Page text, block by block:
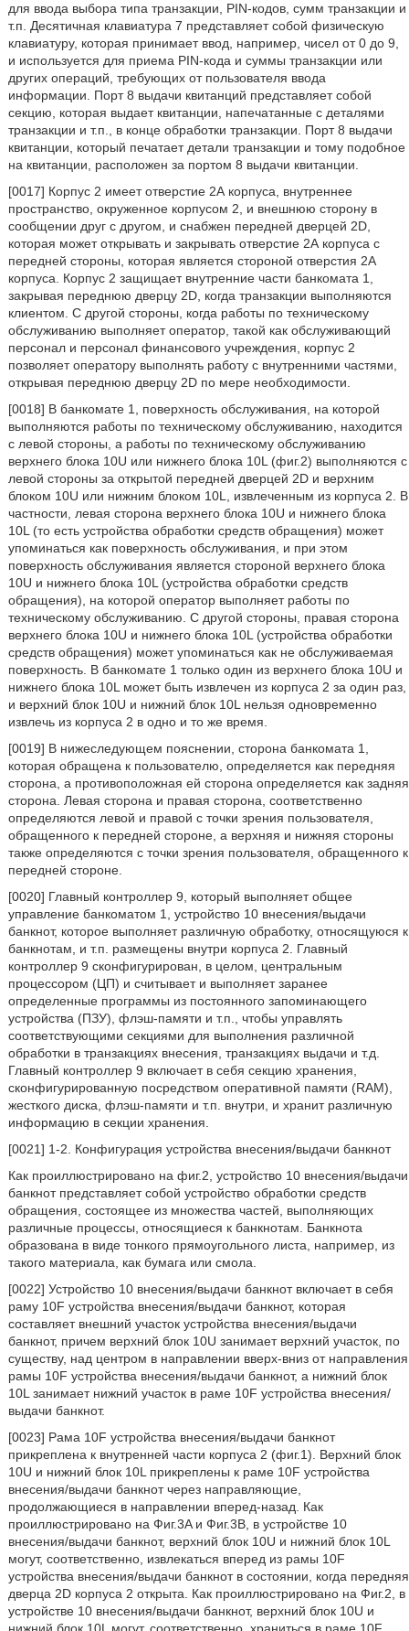
для ввода выбора типа транзакции, PIN-кодов, сумм транзакции и
т.п. Десятичная клавиатура 7 представляет собой физическую
клавиатуру, которая принимает ввод, например, чисел от 0 до 9,
и используется для приема PIN-кода и суммы транзакции или
других операций, требующих от пользователя ввода
информации. Порт 8 выдачи квитанций представляет собой
секцию, которая выдает квитанции, напечатанные с деталями
транзакции и т.п., в конце обработки транзакции. Порт 8 выдачи
квитанции, который печатает детали транзакции и тому подобное
на квитанции, расположен за портом 8 выдачи квитанции.
[0017] Корпус 2 имеет отверстие 2А корпуса, внутреннее
пространство, окруженное корпусом 2, и внешнюю сторону в
сообщении друг с другом, и снабжен передней дверцей 2D,
которая может открывать и закрывать отверстие 2А корпуса с
передней стороны, которая является стороной отверстия 2А
корпуса. Корпус 2 защищает внутренние части банкомата 1,
закрывая переднюю дверцу 2D, когда транзакции выполняются
клиентом. С другой стороны, когда работы по техническому
обслуживанию выполняет оператор, такой как обслуживающий
персонал и персонал финансового учреждения, корпус 2
позволяет оператору выполнять работу с внутренними частями,
открывая переднюю дверцу 2D по мере необходимости.
[0018] В банкомате 1, поверхность обслуживания, на которой
выполняются работы по техническому обслуживанию, находится
с левой стороны, а работы по техническому обслуживанию
верхнего блока 10U или нижнего блока 10L (фиг.2) выполняются с
левой стороны за открытой передней дверцей 2D и верхним
блоком 10U или нижним блоком 10L, извлеченным из корпуса 2. В
частности, левая сторона верхнего блока 10U и нижнего блока
10L (то есть устройства обработки средств обращения) может
упоминаться как поверхность обслуживания, и при этом
поверхность обслуживания является стороной верхнего блока
10U и нижнего блока 10L (устройства обработки средств
обращения), на которой оператор выполняет работы по
техническому обслуживанию. С другой стороны, правая сторона
верхнего блока 10U и нижнего блока 10L (устройства обработки
средств обращения) может упоминаться как не обслуживаемая
поверхность. В банкомате 1 только один из верхнего блока 10U и
нижнего блока 10L может быть извлечен из корпуса 2 за один раз,
и верхний блок 10U и нижний блок 10L нельзя одновременно
извлечь из корпуса 2 в одно и то же время.
[0019] В нижеследующем пояснении, сторона банкомата 1,
которая обращена к пользователю, определяется как передняя
сторона, а противоположная ей сторона определяется как задняя
сторона. Левая сторона и правая сторона, соответственно
определяются левой и правой с точки зрения пользователя,
обращенного к передней стороне, а верхняя и нижняя стороны
также определяются с точки зрения пользователя, обращенного к
передней стороне.
[0020] Главный контроллер 9, который выполняет общее
управление банкоматом 1, устройство 10 внесения/выдачи
банкнот, которое выполняет различную обработку, относящуюся к
банкнотам, и т.п. размещены внутри корпуса 2. Главный
контроллер 9 сконфигурирован, в целом, центральным
процессором (ЦП) и считывает и выполняет заранее
определенные программы из постоянного запоминающего
устройства (ПЗУ), флэш-памяти и т.п., чтобы управлять
соответствующими секциями для выполнения различной
обработки в транзакциях внесения, транзакциях выдачи и т.д.
Главный контроллер 9 включает в себя секцию хранения,
сконфигурированную посредством оперативной памяти (RAM),
жесткого диска, флэш-памяти и т.п. внутри, и хранит различную
информацию в секции хранения.
[0021] 1-2. Конфигурация устройства внесения/выдачи банкнот
Как проиллюстрировано на фиг.2, устройство 10 внесения/выдачи
банкнот представляет собой устройство обработки средств
обращения, состоящее из множества частей, выполняющих
различные процессы, относящиеся к банкнотам. Банкнота
образована в виде тонкого прямоугольного листа, например, из
такого материала, как бумага или смола.
[0022] Устройство 10 внесения/выдачи банкнот включает в себя
раму 10F устройства внесения/выдачи банкнот, которая
составляет внешний участок устройства внесения/выдачи
банкнот, причем верхний блок 10U занимает верхний участок, по
существу, над центром в направлении вверх-вниз от направления
рамы 10F устройства внесения/выдачи банкнот, а нижний блок
10L занимает нижний участок в раме 10F устройства внесения/
выдачи банкнот.
[0023] Рама 10F устройства внесения/выдачи банкнот
прикреплена к внутренней части корпуса 2 (фиг.1). Верхний блок
10U и нижний блок 10L прикреплены к раме 10F устройства
внесения/выдачи банкнот через направляющие,
продолжающиеся в направлении вперед-назад. Как
проиллюстрировано на Фиг.3A и Фиг.3B, в устройстве 10
внесения/выдачи банкнот, верхний блок 10U и нижний блок 10L
могут, соответственно, извлекаться вперед из рамы 10F
устройства внесения/выдачи банкнот в состоянии, когда передняя
дверца 2D корпуса 2 открыта. Как проиллюстрировано на Фиг.2, в
устройстве 10 внесения/выдачи банкнот, верхний блок 10U и